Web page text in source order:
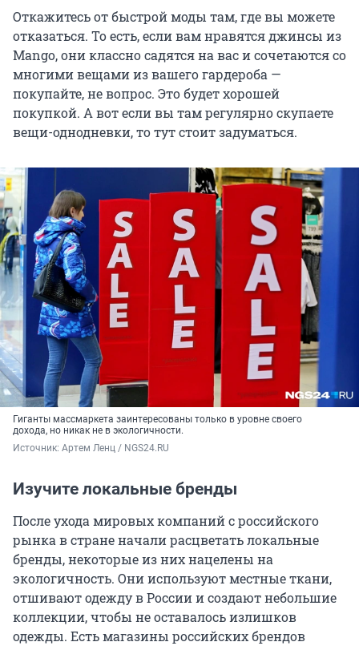
Откажитесь от быстрой моды там, где вы можете
отказаться. То есть, если вам нравятся джинсы из
Mango, они классно садятся на вас и сочетаются со
многими вещами из вашего гардероба —
покупайте, не вопрос. Это будет хорошей
покупкой. А вот если вы там регулярно скупаете
вещи-однодневки, то тут стоит задуматься.
Гиганты массмаркета заинтересованы только в уровне своего
дохода, но никак не в экологичности.
Источник: Артем Ленц / NGS24.RU
Изучите локальные бренды
После ухода мировых компаний с российского
рынка в стране начали расцветать локальные
бренды, некоторые из них нацелены на
экологичность. Они используют местные ткани,
отшивают одежду в России и создают небольшие
коллекции, чтобы не оставалось излишков
одежды. Есть магазины российских брендов